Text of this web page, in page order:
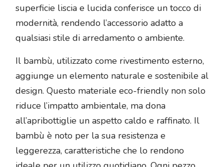
superficie liscia e lucida conferisce un tocco di
modernità, rendendo l’accessorio adatto a
qualsiasi stile di arredamento o ambiente.
Il bambù, utilizzato come rivestimento esterno,
aggiunge un elemento naturale e sostenibile al
design. Questo materiale eco-friendly non solo
riduce l’impatto ambientale, ma dona
all’apribottiglie un aspetto caldo e raffinato. Il
bambù è noto per la sua resistenza e
leggerezza, caratteristiche che lo rendono